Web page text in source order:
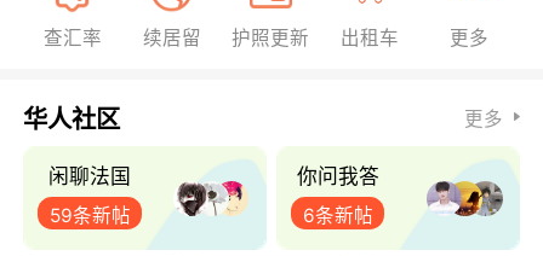
查汇率 续居留 护照更新 出租车 更多
华人社区 更多
闲聊法国
59条新帖
你问我答
6条新帖